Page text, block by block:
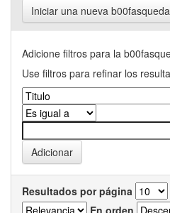
Iniciar una nueva b00fasqueda
Adicione filtros para la
Use filtros para refinar los
Resultados por página
En orden